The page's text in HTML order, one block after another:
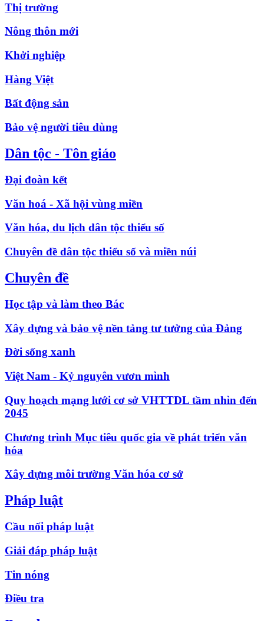
Thị trường
Nông thôn mới
Khởi nghiệp
Hàng Việt
Bất động sản
Bảo vệ người tiêu dùng
Dân tộc - Tôn giáo
Đại đoàn kết
Văn hoá - Xã hội vùng miền
Văn hóa, du lịch dân tộc thiểu số
Chuyên đề dân tộc thiểu số và miền núi
Chuyên đề
Học tập và làm theo Bác
Xây dựng và bảo vệ nền tảng tư tưởng của Đảng
Đời sống xanh
Việt Nam - Kỷ nguyên vươn mình
Quy hoạch mạng lưới cơ sở VHTTDL tầm nhìn đến
2045
Chương trình Mục tiêu quốc gia về phát triển văn
hóa
Xây dựng môi trường Văn hóa cơ sở
Pháp luật
Cầu nối pháp luật
Giải đáp pháp luật
Tin nóng
Điều tra